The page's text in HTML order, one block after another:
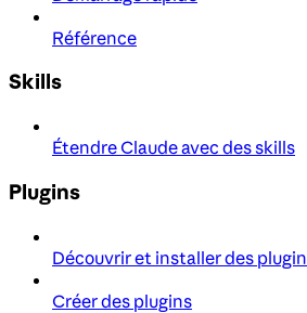
Référence
Skills
Étendre Claude avec des skills
Plugins
Découvrir et installer des
Créer des plugins